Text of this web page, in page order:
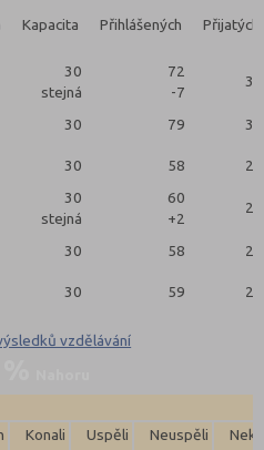
Kapacita Přihlášených Přijatých
30
stejná
72
-7
30
30 79 30
30 58 24
30
stejná
60
+2
29
30 58 28
30 59 26
vzdělávání
Konali Uspěli Neuspěli